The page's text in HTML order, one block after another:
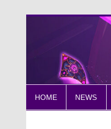
ハースストー
HOME NEWS